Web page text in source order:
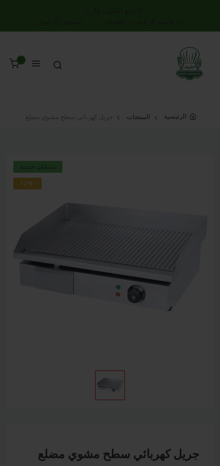
الرئيسية المنتجات جريل كهربائي سطح مشوي مضلع
منتجات جديدة
-12%
جريل كهربائي سطح مشوي مضلع